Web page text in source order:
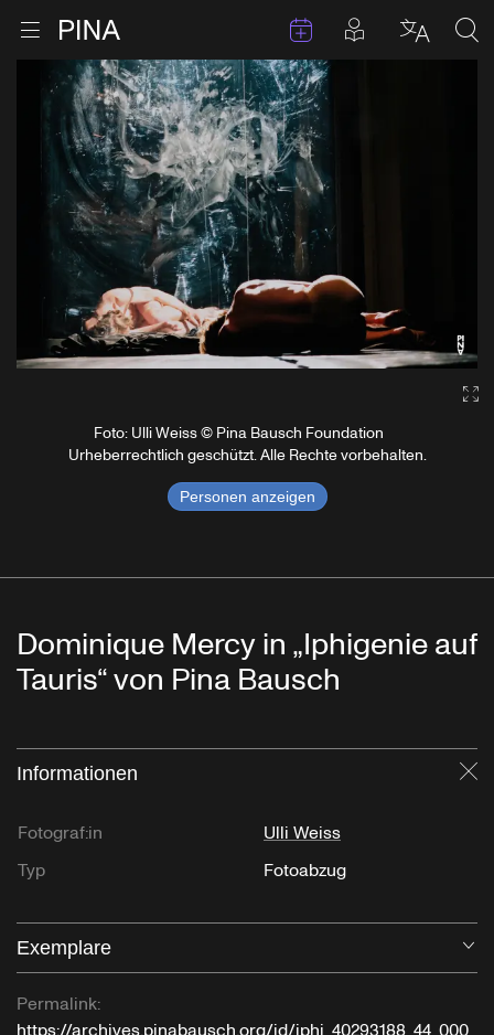
Zum Inhalt springen
Menu öffnen TermineBeiträge in
Foto: Ulli Weiss © Pina Bausch Foundation
Urheberrechtlich geschützt. Alle Rechte vorbehalten.
Personen anzeigen
Dominique Mercy in „Iphigenie auf
Tauris“ von Pina Bausch
Informationen
Fotograf:in
Ulli Weiss
Typ
Fotoabzug
Exemplare
Permalink: